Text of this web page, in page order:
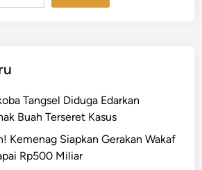
Tangsel Diduga Edarkan
Buah Terseret Kasus
Kemenag Siapkan Gerakan Wakaf
Rp500 Miliar